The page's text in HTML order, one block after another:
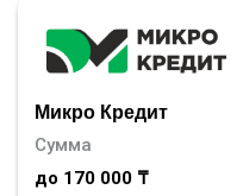
Микро Кредит
Сумма
до 170 000 ₸